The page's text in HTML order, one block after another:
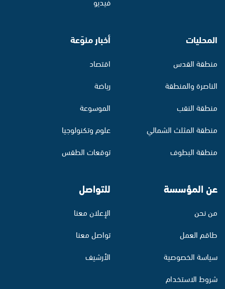
المحليات
منطقة القدس
الناصرة والمنطقة
منطقة النقب
منطقة المثلث الشمالي
منطقة البطوف
أخبار منوّعة
اقتصاد
رياضة
الموسوعة
علوم وتكنولوجيا
توقعات الطقس
عن المؤسسة
من نحن
طاقم العمل
سياسة الخصوصية
شروط الاستخدام
للتواصل
الإعلان معنا
تواصل معنا
الأرشيف